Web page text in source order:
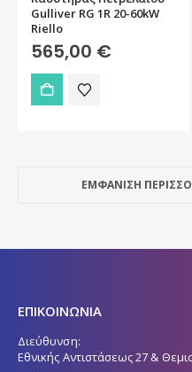
Gulliver RG 1R 20-60kW
Riello
565,00 €
ΕΜΦΑΝΙΣΗ
ΕΠΙΚΟΙΝΩΝΙΑ
Διεύθυνση:
Εθνικής Αντιστάσεως 27 &